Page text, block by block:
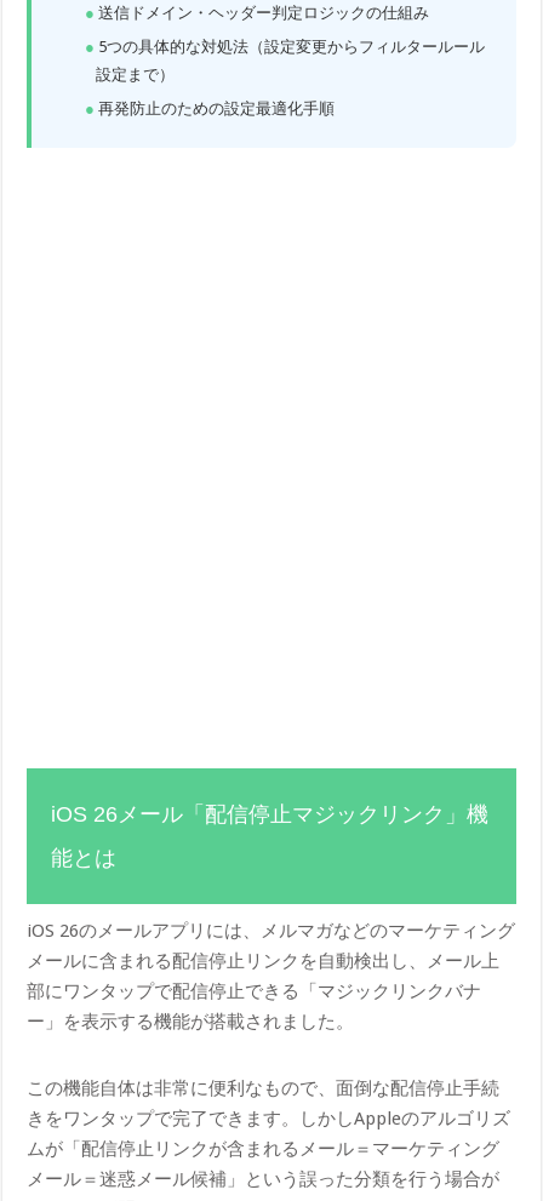
送信ドメイン・ヘッダー判定ロジックの仕組み
5つの具体的な対処法（設定変更からフィルタールール
設定まで）
再発防止のための設定最適化手順
iOS 26メール「配信停止マジックリンク」機
能とは
iOS 26のメールアプリには、メルマガなどのマーケティング
メールに含まれる配信停止リンクを自動検出し、メール上
部にワンタップで配信停止できる「マジックリンクバナ
ー」を表示する機能が搭載されました。
この機能自体は非常に便利なもので、面倒な配信停止手続
きをワンタップで完了できます。しかしAppleのアルゴリズ
ムが「配信停止リンクが含まれるメール＝マーケティング
メール＝迷惑メール候補」という誤った分類を行う場合が